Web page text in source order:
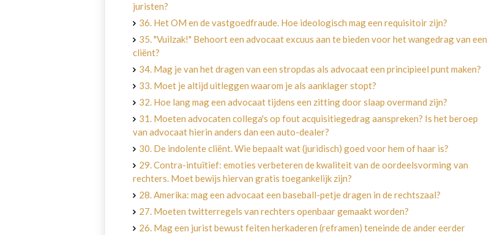
juristen?
36. Het OM en de vastgoedfraude. Hoe ideologisch mag een requisitoir zijn?
35. "Vuilzak!" Behoort een advocaat excuus aan te bieden voor het wangedrag van een
cliënt?
34. Mag je van het dragen van een stropdas als advocaat een principieel punt maken?
33. Moet je altijd uitleggen waarom je als aanklager stopt?
32. Hoe lang mag een advocaat tijdens een zitting door slaap overmand zijn?
31. Moeten advocaten collega's op fout acquisitiegedrag aanspreken? Is het beroep
van advocaat hierin anders dan een auto-dealer?
30. De indolente cliënt. Wie bepaalt wat (juridisch) goed voor hem of haar is?
29. Contra-intuïtief: emoties verbeteren de kwaliteit van de oordeelsvorming van
rechters. Moet bewijs hiervan gratis toegankelijk zijn?
28. Amerika: mag een advocaat een baseball-petje dragen in de rechtszaal?
27. Moeten twitterregels van rechters openbaar gemaakt worden?
26. Mag een jurist bewust feiten herkaderen (reframen) teneinde de ander eerder